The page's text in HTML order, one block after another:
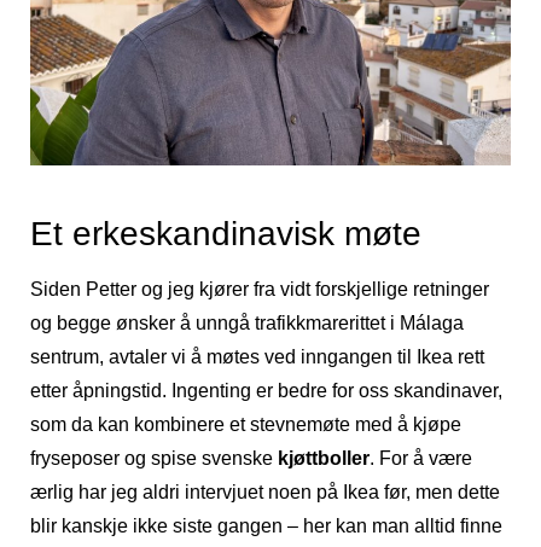
Et erkeskandinavisk møte
Siden Petter og jeg kjører fra vidt forskjellige retninger
og begge ønsker å unngå trafikkmarerittet i Málaga
sentrum, avtaler vi å møtes ved inngangen til Ikea rett
etter åpningstid. Ingenting er bedre for oss skandinaver,
som da kan kombinere et stevnemøte med å kjøpe
fryseposer og spise svenske kjøttboller. For å være
ærlig har jeg aldri intervjuet noen på Ikea før, men dette
blir kanskje ikke siste gangen – her kan man alltid finne